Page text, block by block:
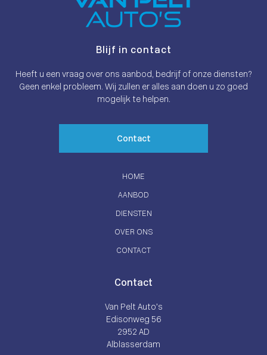
Blijf in contact
Heeft u een vraag over ons aanbod, bedrijf of onze diensten?
Geen enkel probleem. Wij zullen er alles aan doen u zo goed
mogelijk te helpen.
Contact
HOME
AANBOD
DIENSTEN
OVER ONS
CONTACT
Contact
Van Pelt Auto’s
Edisonweg 56
2952 AD
Alblasserdam